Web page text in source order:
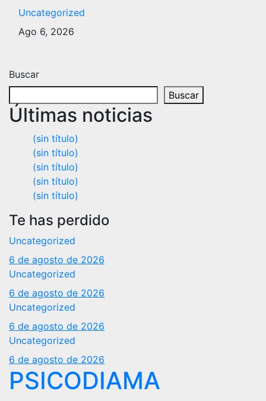
Uncategorized
Ago 6, 2026
Buscar
Buscar
Últimas noticias
(sin título)
(sin título)
(sin título)
(sin título)
(sin título)
Te has perdido
Uncategorized
6 de agosto de 2026
Uncategorized
6 de agosto de 2026
Uncategorized
6 de agosto de 2026
Uncategorized
6 de agosto de 2026
PSICODIAMA